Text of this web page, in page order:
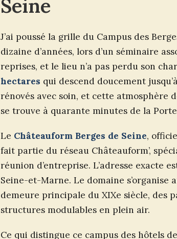
Seine
J’ai poussé la grille du Campus des
dizaine d’années, lors d’un séminaire
reprises, et le lieu n’a pas perdu son
hectares qui descend doucement
rénovés avec soin, et cette atmosphère
se trouve à quarante minutes de la Porte
Le Châteauform Berges de Seine,
fait partie du réseau Châteauform’,
réunion d’entreprise. L’adresse exacte
Seine-et-Marne. Le domaine
demeure principale du XIXe siècle, des
structures modulables en plein air.
Ce qui distingue ce campus des hôtels